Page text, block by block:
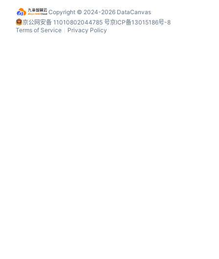
Copyright © 2024-2026 DataCanvas
京公网安备 11010802044785 号京ICP备13015186号-8
Terms of Service
Privacy Policy